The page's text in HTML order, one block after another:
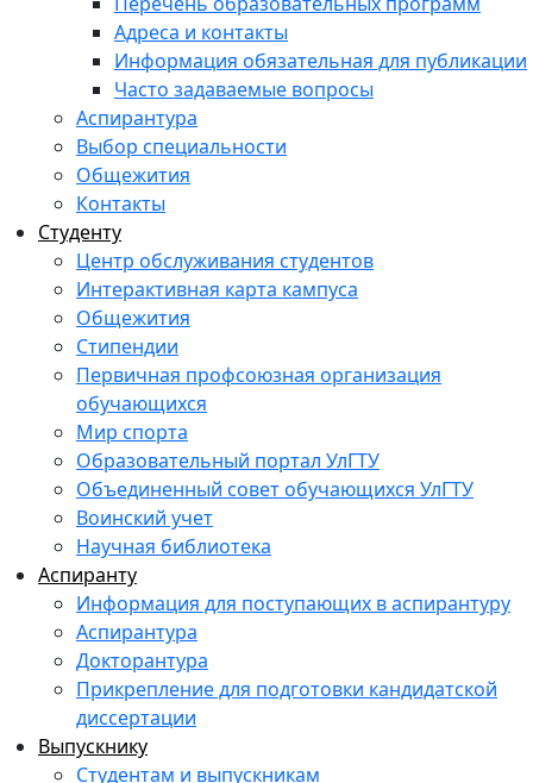
Адреса и контакты
Информация обязательная для публикации
Часто задаваемые вопросы
Аспирантура
Выбор специальности
Общежития
Контакты
Студенту
Центр обслуживания студентов
Интерактивная карта кампуса
Общежития
Стипендии
Первичная профсоюзная организация
обучающихся
Мир спорта
Образовательный портал УлГТУ
Объединенный совет обучающихся УлГТУ
Воинский учет
Научная библиотека
Аспиранту
Информация для поступающих в аспирантуру
Аспирантура
Докторантура
Прикрепление для подготовки кандидатской
диссертации
Выпускнику
Студентам и выпускникам